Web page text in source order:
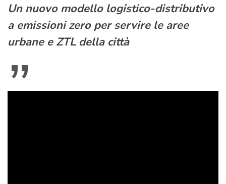
Un nuovo modello logistico-distributivo
a emissioni zero per servire le aree
urbane e ZTL della città